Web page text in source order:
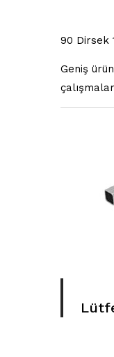
90 Dirsek
Geniş